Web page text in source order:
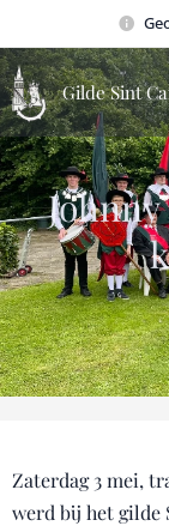
Gilde Sint
Zaterdag 3 mei,
werd bij het gilde